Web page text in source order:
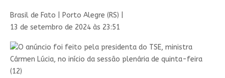
Brasil de Fato | Porto Alegre (RS) |
13 de setembro de 2024 às 23:51